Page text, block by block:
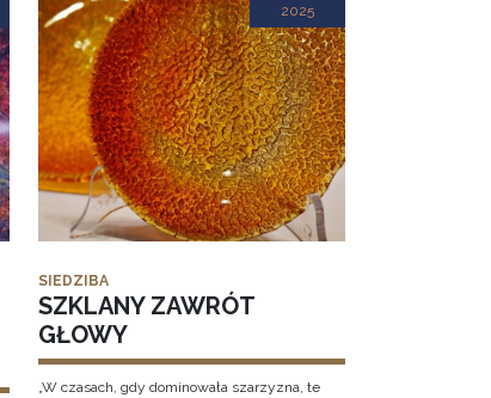
2025
SIEDZIBA
SZKLANY ZAWRÓT
GŁOWY
„W czasach, gdy dominowała szarzyzna, te